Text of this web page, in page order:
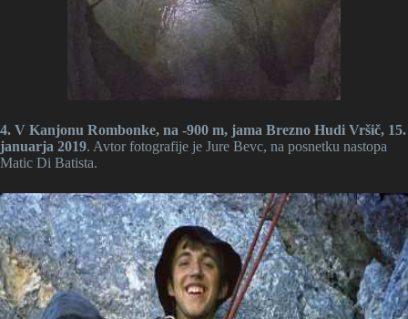
4. V Kanjonu Rombonke, na -900 m, jama Brezno Hudi Vršič, 15.
januarja 2019. Avtor fotografije je Jure Bevc, na posnetku nastopa
Matic Di Batista.